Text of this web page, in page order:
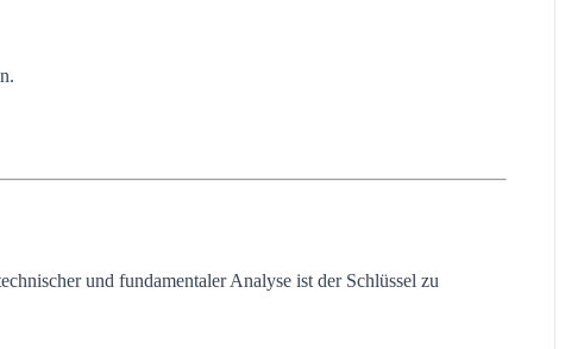
und fundamentaler Analyse ist der Schlüssel zu